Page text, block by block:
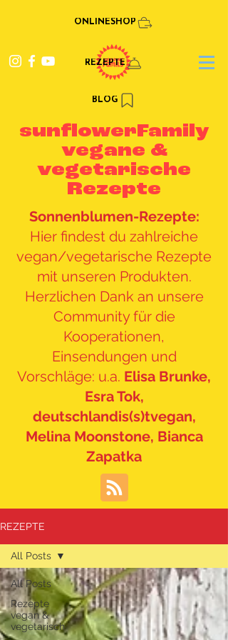
REZEPTE
BLOG
ONLINESHOP
sunflowerFamily
vegane &
vegetarische
Rezepte
Sonnenblumen-Rezepte:
Hier findest du zahlreiche
vegan/vegetarische Rezepte
mit unseren Produkten.
Herzlichen Dank an unsere
Community für die
Kooperationen,
Einsendungen und
Vorschläge: u.a. Elisa Brunke,
Esra Tok,
deutschlandis(s)tvegan,
Melina Moonstone, Bianca
Zapatka
REZEPTE
All Posts
Rezepte
vegan &
vegetarisch
All Posts